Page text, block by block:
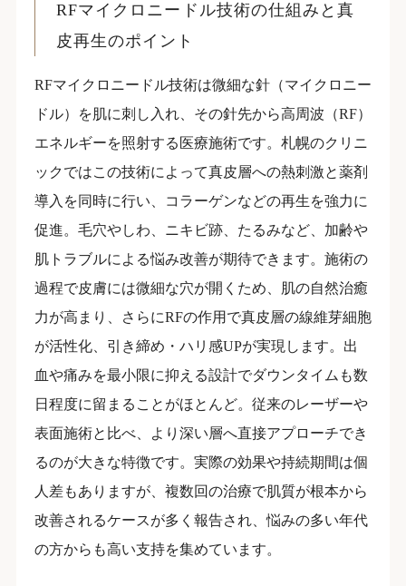
RFマイクロニードル技術の仕組みと真
皮再生のポイント
RFマイクロニードル技術は微細な針（マイクロニー
ドル）を肌に刺し入れ、その針先から高周波（RF）
エネルギーを照射する医療施術です。札幌のクリニ
ックではこの技術によって真皮層への熱刺激と薬剤
導入を同時に行い、コラーゲンなどの再生を強力に
促進。毛穴やしわ、ニキビ跡、たるみなど、加齢や
肌トラブルによる悩み改善が期待できます。施術の
過程で皮膚には微細な穴が開くため、肌の自然治癒
力が高まり、さらにRFの作用で真皮層の線維芽細胞
が活性化、引き締め・ハリ感UPが実現します。出
血や痛みを最小限に抑える設計でダウンタイムも数
日程度に留まることがほとんど。従来のレーザーや
表面施術と比べ、より深い層へ直接アプローチでき
るのが大きな特徴です。実際の効果や持続期間は個
人差もありますが、複数回の治療で肌質が根本から
改善されるケースが多く報告され、悩みの多い年代
の方からも高い支持を集めています。